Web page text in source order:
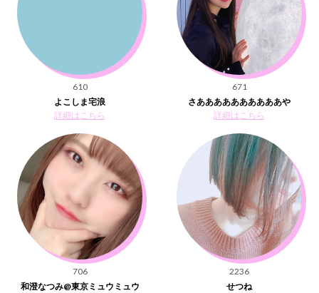
610
よこしま宅浪
詳細はこちら
671
さああああああああああや
詳細はこちら
706
和澄なつみ@東京ミュウミュウ
2236
せつね